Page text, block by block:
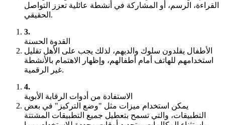
القراءة، الرسم، أو المشاركة في أنشطة عائلية تعزز التواصل
الحقيقي.
3.
القدوة الحسنة
الأطفال يقلدون سلوك والديهم، لذلك يجب على الأهل تقليل
استخدامهم للهاتف أمام أطفالهم، وإظهار الاهتمام بالأنشطة
غير الرقمية.
4.
الاستفادة من أدوات الرقابة الأبوية
يمكن استخدام ميزات مثل "وضع التركيز" في بعض
التطبيقات، والتي تسمح بتعطيل جميع التطبيقات المشتتة